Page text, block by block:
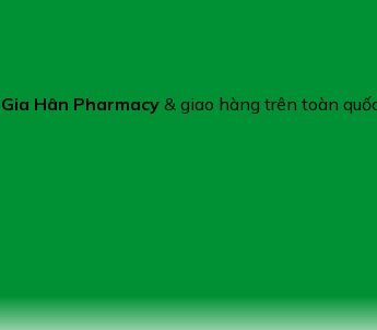
Hân Pharmacy & giao hàng trên toàn